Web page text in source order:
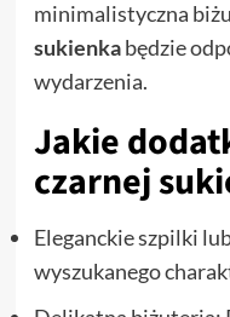
minimalistyczna
sukienkabędzie
wydarzenia.
Jakie
czarnej
Eleganckie szpilki
wyszukanego